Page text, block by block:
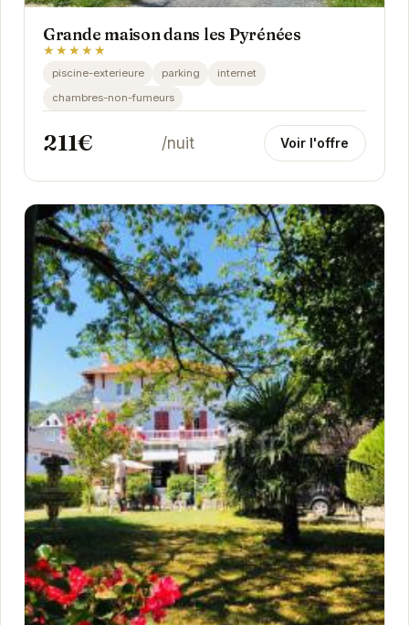
Grande maison dans les Pyrénées
★★★★★
piscine-exterieure parking
internet
chambres-non-fumeurs
211€ /nuit Voir l'offre